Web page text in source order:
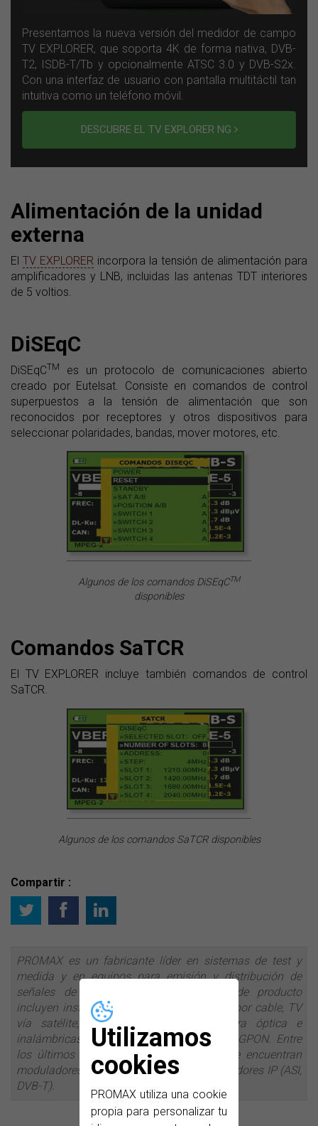
Utilizamos
cookies
PROMAX utiliza una cookie
propia para personalizar tu
Presentamos la nueva versión del medidor de campo
TV EXPLORER, que soporta 4K de forma nativa, DVB-
T2, ISDB-T/Tb y opcionalmente ATSC 3.0 y DVB-S2x.
Con una interfaz de usuario con pantalla multitáctil tan
intuitiva como un teléfono móvil.
DESCUBRE EL TV EXPLORER NG
Alimentación de la unidad
externa
El TV EXPLORER incorpora la tensión de alimentación para
amplificadores y LNB, incluidas las antenas TDT interiores
de 5 voltios.
DiSEqC
DiSEqCTM
es un protocolo de comunicaciones abierto
creado por Eutelsat. Consiste en comandos de control
superpuestos a la tensión de alimentación que son
reconocidos por receptores y otros dispositivos para
seleccionar polaridades, bandas, mover motores, etc.
Algunos de los comandos DiSEqCTM
disponibles
Comandos SaTCR
El TV EXPLORER incluye también comandos de control
SaTCR.
Algunos de los comandos SaTCR disponibles
Compartir :
PROMAX es un fabricante líder en sistemas de test y
medida y en equipos para emisión y distribución de
señales de televisión. Nuestras líneas de producto
incluyen instrumentos de medida para TV por cable, TV
vía satélite, radiodifusión, redes de fibra óptica e
inalámbricas y analizadores para FTTH y GPON. Entre
los últimos desarrollos de la compañía se encuentran
moduladores DVB-T, streamers IP o convertidores IP (ASI,
DVB-T).